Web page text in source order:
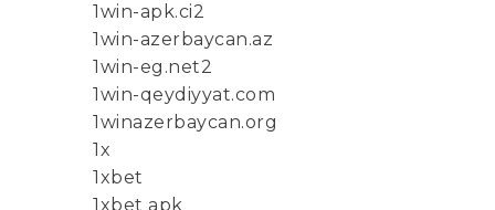
1win-apk.ci2
1win-azerbaycan.az
1win-eg.net2
1win-qeydiyyat.com
1winazerbaycan.org
1x
1xbet
1xbet apk